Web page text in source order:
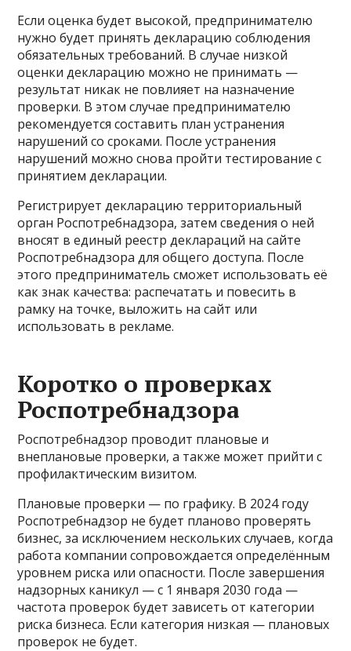
Если оценка будет высокой, предпринимателю
нужно будет принять декларацию соблюдения
обязательных требований. В случае низкой
оценки декларацию можно не принимать —
результат никак не повлияет на назначение
проверки. В этом случае предпринимателю
рекомендуется составить план устранения
нарушений со сроками. После устранения
нарушений можно снова пройти тестирование с
принятием декларации.
Регистрирует декларацию территориальный
орган Роспотребнадзора, затем сведения о ней
вносят в единый реестр деклараций на сайте
Роспотребнадзора для общего доступа. После
этого предприниматель сможет использовать её
как знак качества: распечатать и повесить в
рамку на точке, выложить на сайт или
использовать в рекламе.
Коротко о проверках
Роспотребнадзора
Роспотребнадзор проводит плановые и
внеплановые проверки, а также может прийти с
профилактическим визитом.
Плановые проверки — по графику. В 2024 году
Роспотребнадзор не будет планово проверять
бизнес, за исключением нескольких случаев, когда
работа компании сопровождается определённым
уровнем риска или опасности. После завершения
надзорных каникул — с 1 января 2030 года —
частота проверок будет зависеть от категории
риска бизнеса. Если категория низкая — плановых
проверок не будет.